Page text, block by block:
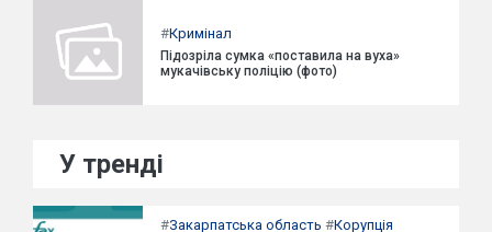
#Кримінал
Підозріла сумка «поставила на вуха»
мукачівську поліцію (фото)
У тренді
#Закарпатська область #Корупція